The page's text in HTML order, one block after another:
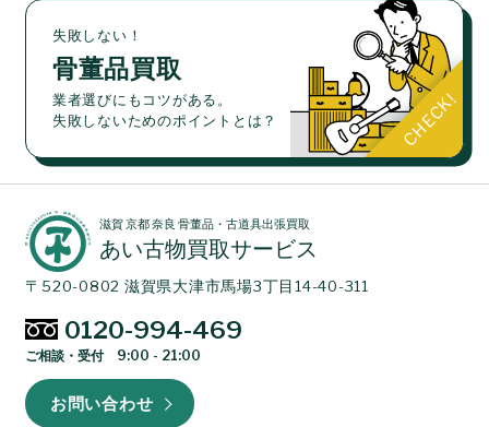
失敗しない！
骨董品買取
業者選びにもコツがある。
失敗しないためのポイントとは？
滋賀 京都 奈良 骨董品・古道具出張買取
あい古物買取サービス
〒520-0802 滋賀県大津市馬場3丁目14-40-311
0120-994-469
ご相談・受付 9:00 - 21:00
お問い合わせ